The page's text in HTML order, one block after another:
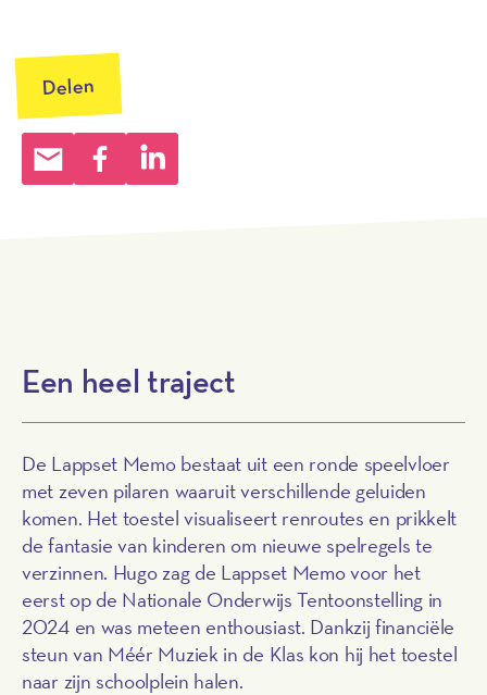
Delen
Een heel traject
De Lappset Memo bestaat uit een ronde speelvloer
met zeven pilaren waaruit verschillende geluiden
komen. Het toestel visualiseert renroutes en prikkelt
de fantasie van kinderen om nieuwe spelregels te
verzinnen. Hugo zag de Lappset Memo voor het
eerst op de Nationale Onderwijs Tentoonstelling in
2024 en was meteen enthousiast. Dankzij financiële
steun van Méér Muziek in de Klas kon hij het toestel
naar zijn schoolplein halen.